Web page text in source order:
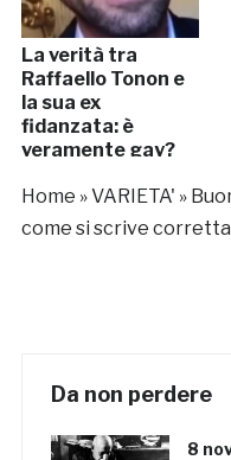
La verità tra
Raffaello Tonon e
la sua ex
fidanzata: è
veramente gay?
lui [VIDEO]
Home »VARIETA' »
come si scrive
Da non perdere
8